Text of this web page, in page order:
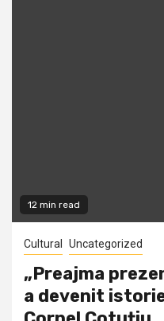
12 min read
Cultural Uncategorized
„Preajma
a devenit